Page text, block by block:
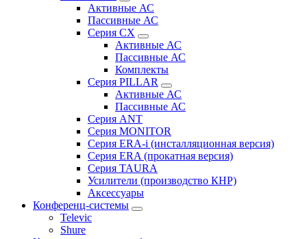
Активные АС
Пассивные АС
Серия CX
Активные АС
Пассивные АС
Комплекты
Серия PILLAR
Активные АС
Пассивные АС
Серия ANT
Серия MONITOR
Серия ERA-i (инсталляционная версия)
Серия ERA (прокатная версия)
Серия TAURA
Усилители (производство КНР)
Аксессуары
Конференц-системы
Televic
Shure